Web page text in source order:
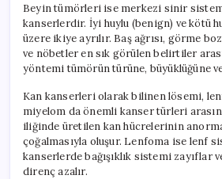
Beyin tümörleri ise merkezi sinir
kanserlerdir. İyi huylu (benign) ve kötü
üzere ikiye ayrılır. Baş ağrısı, görme
ve nöbetler en sık görülen belirtiler
yöntemi tümörün türüne, büyüklüğüne
Kan kanserleri olarak bilinen lösemi,
miyelom da önemli kanser türleri
iliğinde üretilen kan hücrelerinin
çoğalmasıyla oluşur. Lenfoma ise lenf
kanserlerde bağışıklık sistemi zayıflar
direnç azalır.